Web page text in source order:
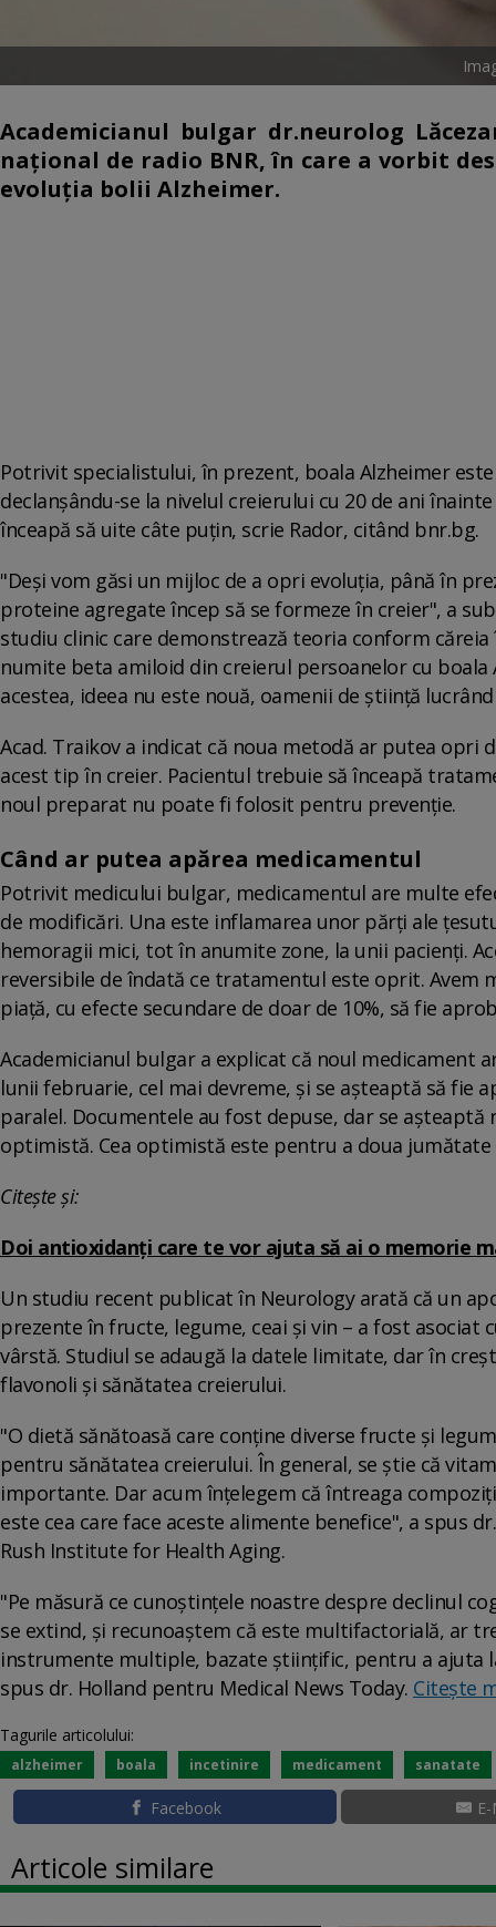
Academicianul bulgar dr.neurolog
naţional de radio BNR, în care a vorbit
evoluţia bolii Alzheimer.
Potrivit specialistului, în prezent, boala Alzheimer
declanşându-se la nivelul creierului cu 20 de ani
înceapă să uite câte puţin, scrie Rador, citând bnr.bg.
"Deşi vom găsi un mijloc de a opri evoluţia, până în
proteine agregate încep să se formeze în creier", a
studiu clinic care demonstrează teoria conform
numite beta amiloid din creierul persoanelor cu
acestea, ideea nu este nouă, oamenii de ştiinţă
Acad. Traikov a indicat că noua metodă ar putea
acest tip în creier. Pacientul trebuie să înceapă
noul preparat nu poate fi folosit pentru prevenţie.
Când ar putea apărea medicamentul
Potrivit medicului bulgar, medicamentul are multe
de modificări. Una este inflamarea unor părţi ale
hemoragii mici, tot în anumite zone, la unii pacienţi.
reversibile de îndată ce tratamentul este oprit. Avem
piaţă, cu efecte secundare de doar de 10%, să fie
Academicianul bulgar a explicat că noul medicament
lunii februarie, cel mai devreme, şi se aşteaptă să fie
paralel. Documentele au fost depuse, dar se
optimistă. Cea optimistă este pentru a doua
Citește și:
Doi antioxidanți care te vor ajuta să ai o memorie
Un studiu recent publicat în Neurology arată că un
prezente în fructe, legume, ceai și vin – a fost
vârstă. Studiul se adaugă la datele limitate, dar în
flavonoli și sănătatea creierului.
"O dietă sănătoasă care conține diverse fructe și
pentru sănătatea creierului. În general, se știe că
importante. Dar acum înțelegem că întreaga
este cea care face aceste alimente benefice", a spus
Rush Institute for Health Aging.
"Pe măsură ce cunoștințele noastre despre declinul
se extind, și recunoaștem că este multifactorială, ar
instrumente multiple, bazate științific, pentru a ajuta
spus dr. Holland pentru Medical News Today. Citește
Tagurile articolului:
alzheimer boala incetinire medicament sanatate
Facebook
Articole similare